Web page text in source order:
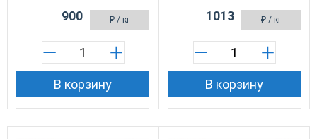
₽ / кг
900
В корзину
₽ / кг
1013
В корзину